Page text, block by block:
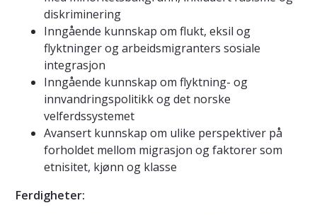
diskriminering
Inngående kunnskap om flukt, eksil og
flyktninger og arbeidsmigranters sosiale
integrasjon
Inngående kunnskap om flyktning- og
innvandringspolitikk og det norske
velferdssystemet
Avansert kunnskap om ulike perspektiver på
forholdet mellom migrasjon og faktorer som
etnisitet, kjønn og klasse
Ferdigheter: